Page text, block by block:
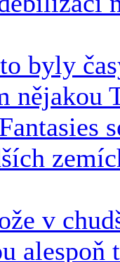
byly
nějakou
v
alespoň